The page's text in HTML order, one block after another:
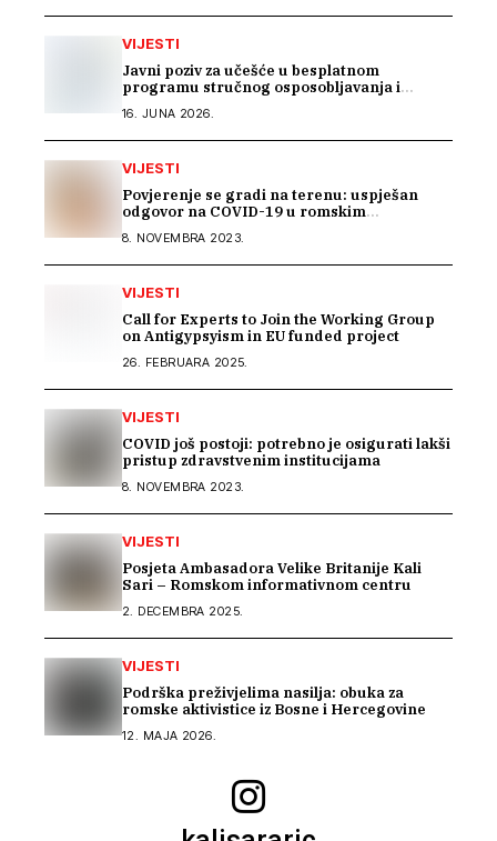
VIJESTI
Javni poziv za učešće u besplatnom
programu stručnog osposobljavanja i
16. JUNA 2026.
VIJESTI
Povjerenje se gradi na terenu: uspješan
odgovor na COVID-19 u romskim
8. NOVEMBRA 2023.
VIJESTI
Call for Experts to Join the Working Group
on Antigypsyism in EU funded project
26. FEBRUARA 2025.
VIJESTI
COVID još postoji: potrebno je osigurati lakši
pristup zdravstvenim institucijama
8. NOVEMBRA 2023.
VIJESTI
Posjeta Ambasadora Velike Britanije Kali
Sari – Romskom informativnom centru
2. DECEMBRA 2025.
VIJESTI
Podrška preživjelima nasilja: obuka za
romske aktivistice iz Bosne i Hercegovine
12. MAJA 2026.